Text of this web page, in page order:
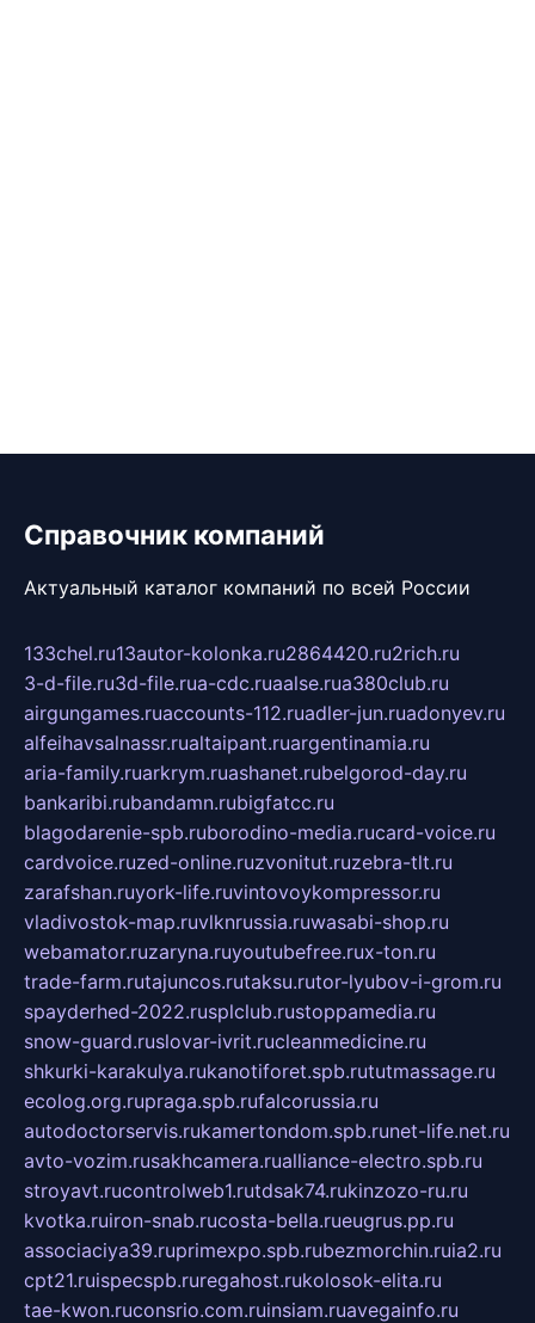
Справочник компаний
Актуальный каталог компаний по всей России
133chel.ru13autor-kolonka.ru2864420.ru2rich.ru
3-d-file.ru3d-file.rua-cdc.ruaalse.rua380club.ru
airgungames.ruaccounts-112.ruadler-jun.ruadonyev.ru
alfeihavsalnassr.rualtaipant.ruargentinamia.ru
aria-family.ruarkrym.ruashanet.rubelgorod-day.ru
bankaribi.rubandamn.rubigfatcc.ru
blagodarenie-spb.ruborodino-media.rucard-voice.ru
cardvoice.ruzed-online.ruzvonitut.ruzebra-tlt.ru
zarafshan.ruyork-life.ruvintovoykompressor.ru
vladivostok-map.ruvlknrussia.ruwasabi-shop.ru
webamator.ruzaryna.ruyoutubefree.rux-ton.ru
trade-farm.rutajuncos.rutaksu.rutor-lyubov-i-grom.ru
spayderhed-2022.rusplclub.rustoppamedia.ru
snow-guard.ruslovar-ivrit.rucleanmedicine.ru
shkurki-karakulya.rukanotiforet.spb.rututmassage.ru
ecolog.org.rupraga.spb.rufalcorussia.ru
autodoctorservis.rukamertondom.spb.runet-life.net.ru
avto-vozim.rusakhcamera.rualliance-electro.spb.ru
stroyavt.rucontrolweb1.rutdsak74.rukinzozo-ru.ru
kvotka.ruiron-snab.rucosta-bella.rueugrus.pp.ru
associaciya39.ruprimexpo.spb.rubezmorchin.ruia2.ru
cpt21.ruispecspb.ruregahost.rukolosok-elita.ru
tae-kwon.ruconsrio.com.ruinsiam.ruavegainfo.ru